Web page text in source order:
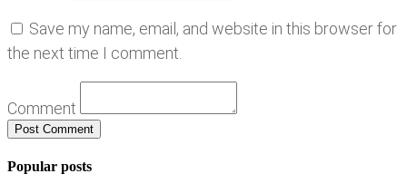
Save my name, email, and website in this browser for
the next time I comment.
Comment
Popular posts